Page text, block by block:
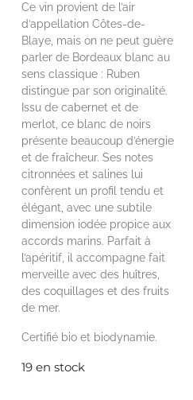
Ce vin provient de l’air
d’appellation Côtes-de-
Blaye, mais on ne peut guère
parler de Bordeaux blanc au
sens classique : Ruben
distingue par son originalité.
Issu de cabernet et de
merlot, ce blanc de noirs
présente beaucoup d’énergie
et de fraîcheur. Ses notes
citronnées et salines lui
confèrent un profil tendu et
élégant, avec une subtile
dimension iodée propice aux
accords marins. Parfait à
l’apéritif, il accompagne fait
merveille avec des huîtres,
des coquillages et des fruits
de mer.
Certifié bio et biodynamie.
19 en stock